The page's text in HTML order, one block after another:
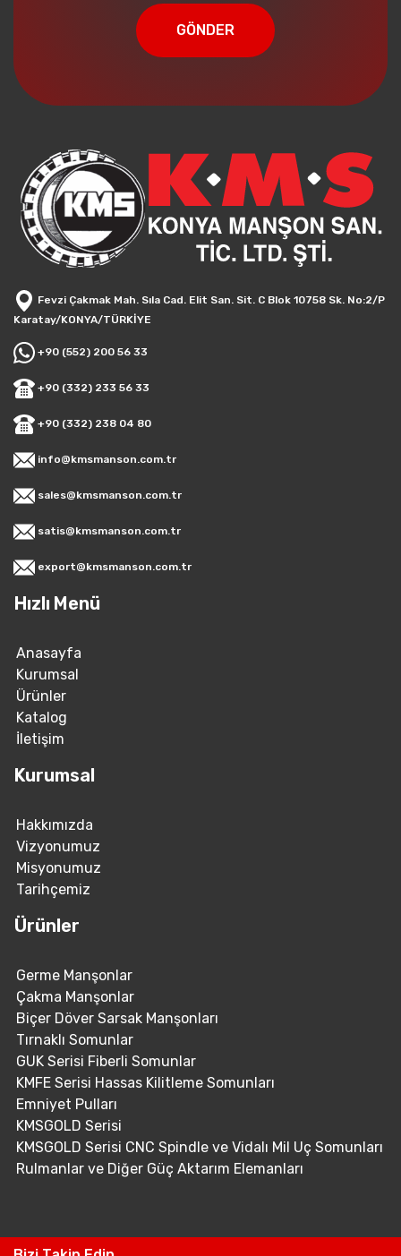
GÖNDER
Fevzi Çakmak Mah. Sıla Cad. Elit San. Sit. C Blok 10758 Sk. No:2/P
Karatay/KONYA/TÜRKİYE
+90 (552) 200 56 33
+90 (332) 233 56 33
+90 (332) 238 04 80
info@kmsmanson.com.tr
sales@kmsmanson.com.tr
satis@kmsmanson.com.tr
export@kmsmanson.com.tr
Hızlı Menü
Anasayfa
Kurumsal
Ürünler
Katalog
İletişim
Kurumsal
Hakkımızda
Vizyonumuz
Misyonumuz
Tarihçemiz
Ürünler
Germe Manşonlar
Çakma Manşonlar
Biçer Döver Sarsak Manşonları
Tırnaklı Somunlar
GUK Serisi Fiberli Somunlar
KMFE Serisi Hassas Kilitleme Somunları
Emniyet Pulları
KMSGOLD Serisi
KMSGOLD Serisi CNC Spindle ve Vidalı Mil Uç Somunları
Rulmanlar ve Diğer Güç Aktarım Elemanları